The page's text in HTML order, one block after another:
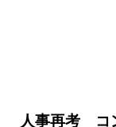
人事再考 コ